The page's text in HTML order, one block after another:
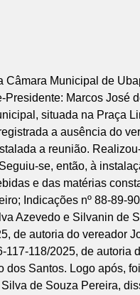
Municipal de
Marcos José
situada na Praça
a ausência do
a reunião.
se, então, à
e das matérias
Indicações nº 88-89-
Azevedo e Silvanin
de autoria do vereador
118/2025, de
Santos. Logo após,
de Souza Pereira,